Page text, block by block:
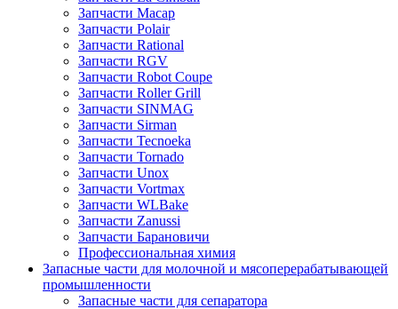
Запчасти Macap
Запчасти Polair
Запчасти Rational
Запчасти RGV
Запчасти Robot Coupe
Запчасти Roller Grill
Запчасти SINMAG
Запчасти Sirman
Запчасти Tecnoeka
Запчасти Tornado
Запчасти Unox
Запчасти Vortmax
Запчасти WLBake
Запчасти Zanussi
Запчасти Барановичи
Профессиональная химия
Запасные части для молочной и мясоперерабатывающей
промышленности
Запасные части для сепаратора